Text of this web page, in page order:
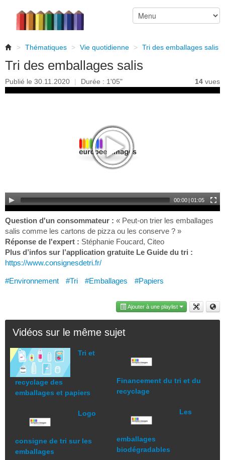
> Thématiques > Vie quotidienne > Tri des emballages salis
Tri des emballages salis
Publié le 30.11.2020 | Durée : 1'05" 14 vues
00:00 | 01:05
Question d'un consommateur : « Peut-on trier les emballages
salis comme les cartons de pizza ou les conserve ? »
Réponse de l'expert : Stéphanie Foucard, Citeo
Plus d’infos sur l’application gratuite Le Guide du tri :
https://www.consignesdetri.fr/
#Environnement #Tri #Emballages #Papiers
Ajouter à une playlist
Vidéos sur le même sujet
Tri et
recyclage des
emballages et papiers
Logo
consigne de tri sur les
emballages
Financement du tri et du
recyclage
Les
emballages
biodégradables